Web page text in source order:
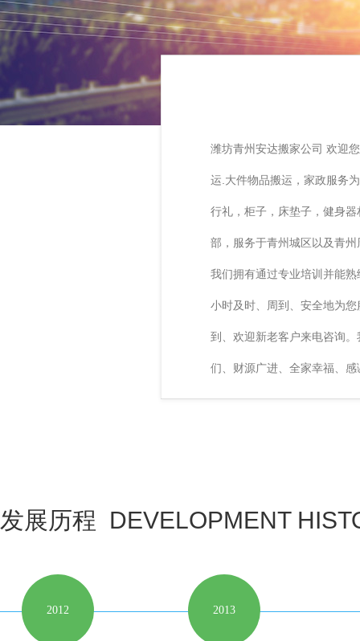
潍坊青州安达搬家公司 欢迎
运.大件物品搬运，家政服务
行礼，柜子，床垫子，健身
部，服务于青州城区以及青
我们拥有通过专业培训并能
小时及时、周到、安全地为
到、欢迎新老客户来电咨询
们、财源广进、全家幸福、
发展历程 DEVELOPMENT
2012 2013